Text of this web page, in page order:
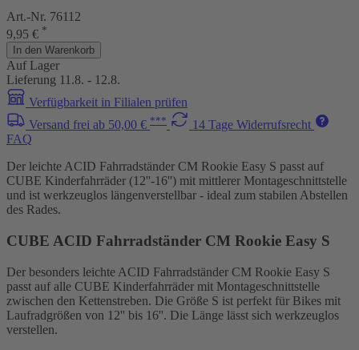
Art.-Nr. 76112
9,95 € *
In den Warenkorb
Auf Lager
Lieferung 11.8. - 12.8.
Verfügbarkeit in Filialen prüfen
Versand frei ab 50,00 € ***
14 Tage Widerrufsrecht
FAQ
Der leichte ACID Fahrradständer CM Rookie Easy S passt auf
CUBE Kinderfahrräder (12''-16'') mit mittlerer Montageschnittstelle
und ist werkzeuglos längenverstellbar - ideal zum stabilen Abstellen
des Rades.
CUBE ACID Fahrradständer CM Rookie Easy S
Der besonders leichte ACID Fahrradständer CM Rookie Easy S
passt auf alle CUBE Kinderfahrräder mit Montageschnittstelle
zwischen den Kettenstreben. Die Größe S ist perfekt für Bikes mit
Laufradgrößen von 12'' bis 16''. Die Länge lässt sich werkzeuglos
verstellen.